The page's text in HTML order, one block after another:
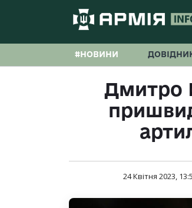
#НОВИНИ
Дмитро
24 Квітня 2023,